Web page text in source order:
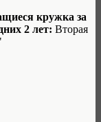
кружка за
2 лет: Вторая